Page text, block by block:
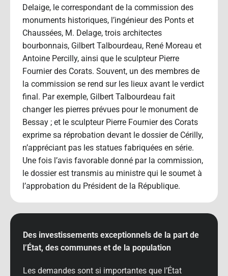
Delaige, le correspondant de la commission des
monuments historiques, l’ingénieur des Ponts et
Chaussées, M. Delage, trois architectes
bourbonnais, Gilbert Talbourdeau, René Moreau et
Antoine Percilly, ainsi que le sculpteur Pierre
Fournier des Corats. Souvent, un des membres de
la commission se rend sur les lieux avant le verdict
final. Par exemple, Gilbert Talbourdeau fait
changer les pierres prévues pour le monument de
Bessay ; et le sculpteur Pierre Fournier des Corats
exprime sa réprobation devant le dossier de Cérilly,
n’appréciant pas les statues fabriquées en série.
Une fois l’avis favorable donné par la commission,
le dossier est transmis au ministre qui le soumet à
l’approbation du Président de la République.
Des investissements exceptionnels de la part de
l’État, des communes et de la population
Les demandes sont si importantes que l’État